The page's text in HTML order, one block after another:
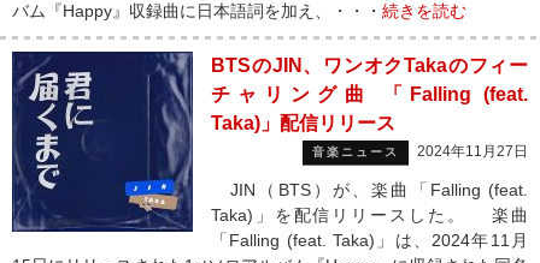
バム『Happy』収録曲に日本語詞を加え、・・・ 続きを読む
BTSのJIN、ワンオクTakaのフィー
チャリング曲 「Falling (feat.
Taka)」配信リリース
音楽ニュース 2024年11月27日
JIN（BTS）が、楽曲「Falling (feat.
Taka)」を配信リリースした。 楽曲
「Falling (feat. Taka)」は、2024年11月